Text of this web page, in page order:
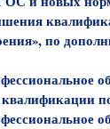
по
по